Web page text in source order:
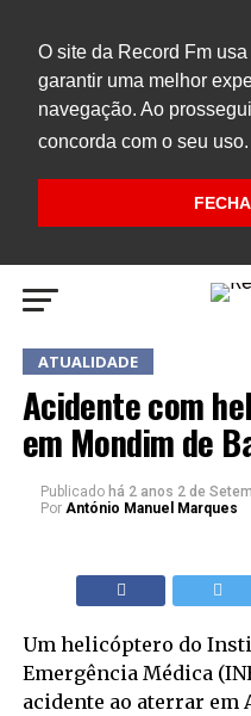
O site da Record Fm
garantir uma melhor
navegação. Ao
concorda com o seu uso.
ATUALIDADE
Acidente com
em Mondim de
Publicado há 2 anos 2 de
Por António Manuel Marques
Um helicóptero do
Emergência Médica
acidente ao aterrar em